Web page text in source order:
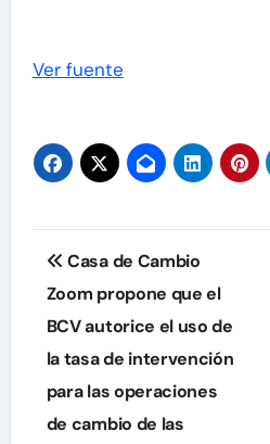
Ver fuente
Navegación
de
entradas
Casa de Cambio
Zoom propone que el
BCV autorice el uso de
la tasa de intervención
para las operaciones
de cambio de las